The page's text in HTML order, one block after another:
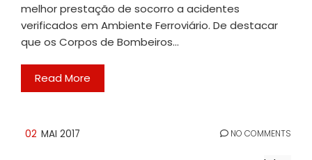
melhor prestação de socorro a acidentes
verificados em Ambiente Ferroviário. De destacar
que os Corpos de Bombeiros…
Read More
02 MAI 2017 NO COMMENTS